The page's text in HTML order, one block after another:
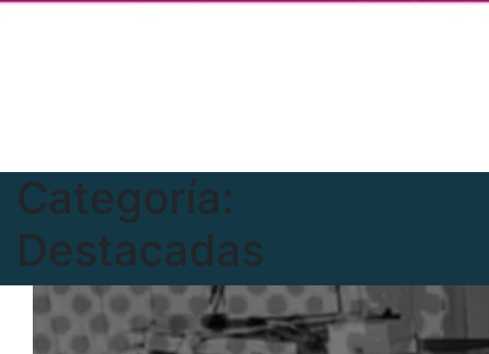
Categoría:
Destacadas